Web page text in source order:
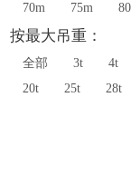
70m
75m
按最大吊重：
全部 3t 4t
20t
25t 28t